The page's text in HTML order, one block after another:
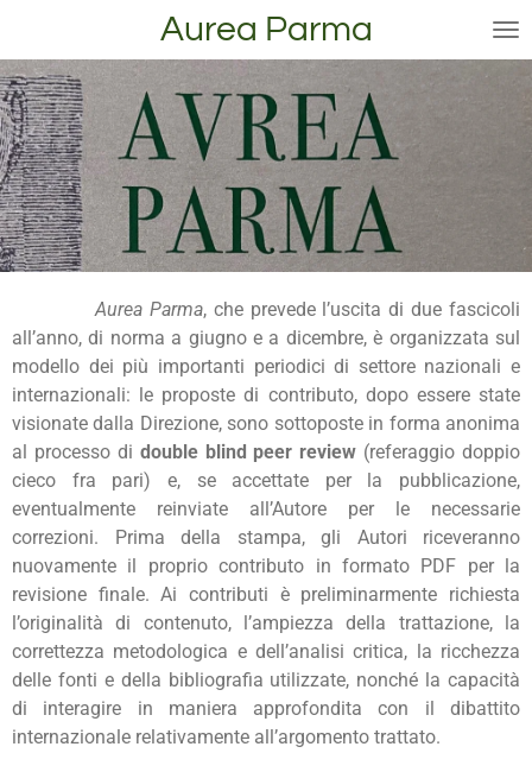
contenuto
principale
Aurea Parma
Aurea Parma, che prevede l’uscita di due fascicoli
all’anno, di norma a giugno e a dicembre, è organizzata sul
modello dei più importanti periodici di settore nazionali e
internazionali: le proposte di contributo, dopo essere state
visionate dalla Direzione, sono sottoposte in forma anonima
al processo di double blind peer review (referaggio doppio
cieco fra pari) e, se accettate per la pubblicazione,
eventualmente reinviate all’Autore per le necessarie
correzioni. Prima della stampa, gli Autori riceveranno
nuovamente il proprio contributo in formato PDF per la
revisione finale. Ai contributi è preliminarmente richiesta
l’originalità di contenuto, l’ampiezza della trattazione, la
correttezza metodologica e dell’analisi critica, la ricchezza
delle fonti e della bibliografia utilizzate, nonché la capacità
di interagire in maniera approfondita con il dibattito
internazionale relativamente all’argomento trattato.